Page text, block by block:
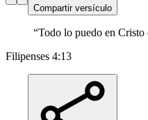
Compartir versículo
“Todo lo puedo en Cristo
Filipenses 4:13